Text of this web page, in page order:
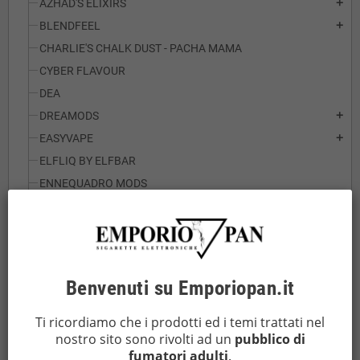
AZHAD'S ELIXIRS add
BLENDFEEL add
CHARLIE'S CHALK DUST - PACHA MAMA
CYBER FLAVOUR
DEA
DREAMODS
add
EASYVAPE add
ELFLIQ BY ELFBAR
ENNEQUADRO MODS
EXTRACTION MANIA LINEA PLAYMANIA
FLAVOUR ART
GALACTIKA
GOLDWAVE
Benvenuti su Emporiopan.it
Ti ricordiamo che i prodotti ed i temi trattati nel
nostro sito sono rivolti ad un pubblico di
fumatori adulti.